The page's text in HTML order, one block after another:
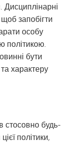
запобігти
особу
політикою.
бути
характеру
стосовно будь-
політики,